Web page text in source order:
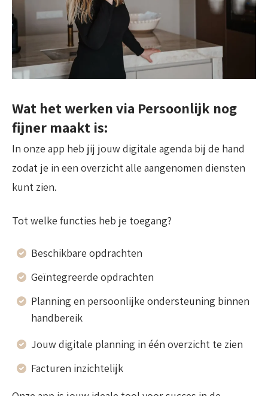
Wat het werken via Persoonlijk nog
fijner maakt is:
In onze app heb jij jouw digitale agenda bij de hand
zodat je in een overzicht alle aangenomen diensten
kunt zien.
Tot welke functies heb je toegang?
Beschikbare opdrachten
Geïntegreerde opdrachten
Planning en persoonlijke ondersteuning binnen
handbereik
Jouw digitale planning in één overzicht te zien
Facturen inzichtelijk